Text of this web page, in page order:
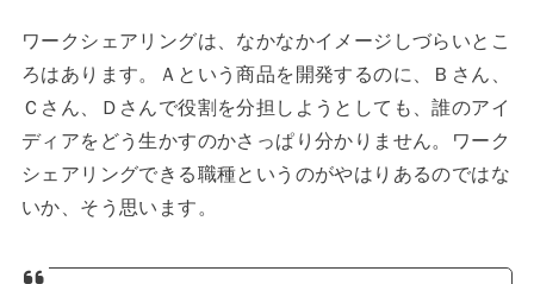
ワークシェアリングは、なかなかイメージしづらいとこ
ろはあります。Ａという商品を開発するのに、Ｂさん、
Ｃさん、Ｄさんで役割を分担しようとしても、誰のアイ
ディアをどう生かすのかさっぱり分かりません。ワーク
シェアリングできる職種というのがやはりあるのではな
いか、そう思います。